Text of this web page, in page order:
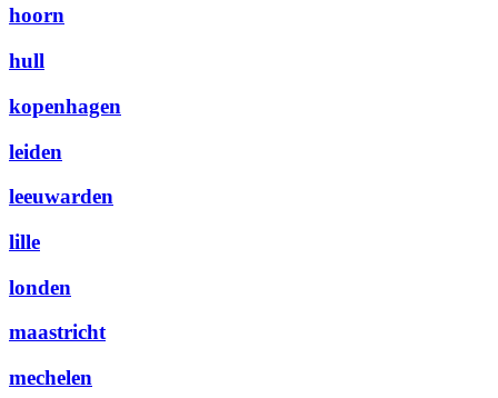
hoorn
hull
kopenhagen
leiden
leeuwarden
lille
londen
maastricht
mechelen